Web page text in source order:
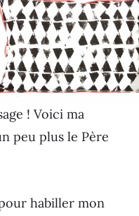
! Voici ma
peu plus le Père
habiller mon